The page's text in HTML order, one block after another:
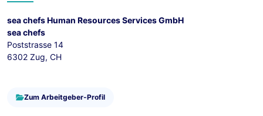
sea chefs Human Resources Services GmbH
sea chefs
Poststrasse 14
6302 Zug, CH
Zum Arbeitgeber-Profil